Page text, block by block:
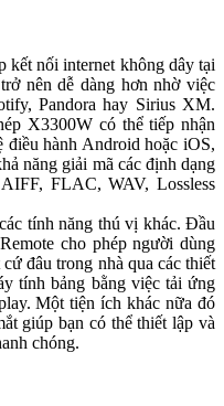
kết nối internet không dây tại
nên dễ dàng hơn nhờ việc
Pandora hay Sirius XM.
X3300W có thể tiếp nhận
điều hành Android hoặc iOS,
năng giải mã các định dạng
FLAC, WAV, Lossless
tính năng thú vị khác. Đầu
cho phép người dùng
đâu trong nhà qua các thiết
tính bảng bằng việc tải ứng
Một tiện ích khác nữa đó
giúp bạn có thể thiết lập và
chóng.